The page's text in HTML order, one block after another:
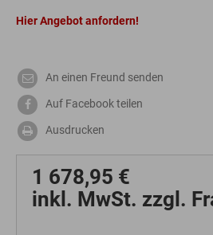
Hier Angebot anfordern!
An einen Freund senden
Auf Facebook teilen
Ausdrucken
1 678,95 €
inkl. MwSt. zzgl.